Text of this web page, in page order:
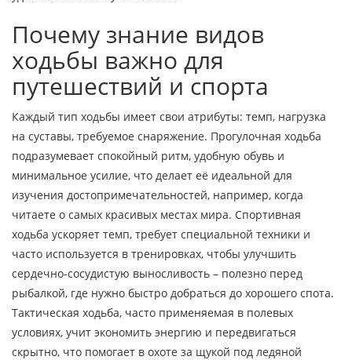
Почему знание видов
ходьбы важно для
путешествий и спорта
Каждый тип ходьбы имеет свои атрибуты: темп, нагрузка
на суставы, требуемое снаряжение. Прогулочная ходьба
подразумевает спокойный ритм, удобную обувь и
минимальное усилие, что делает её идеальной для
изучения достопримечательностей, например, когда
читаете о самых красивых местах мира. Спортивная
ходьба ускоряет темп, требует специальной техники и
часто используется в тренировках, чтобы улучшить
сердечно-сосудистую выносливость – полезно перед
рыбалкой, где нужно быстро добраться до хорошего спота.
Тактическая ходьба, часто применяемая в полевых
условиях, учит экономить энергию и передвигаться
скрытно, что помогает в охоте за щукой под ледяной